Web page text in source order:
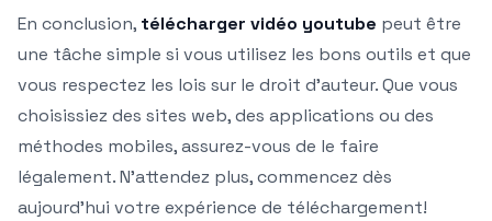
En conclusion, télécharger vidéo youtube peut être
une tâche simple si vous utilisez les bons outils et que
vous respectez les lois sur le droit d’auteur. Que vous
choisissiez des sites web, des applications ou des
méthodes mobiles, assurez-vous de le faire
légalement. N’attendez plus, commencez dès
aujourd’hui votre expérience de téléchargement!